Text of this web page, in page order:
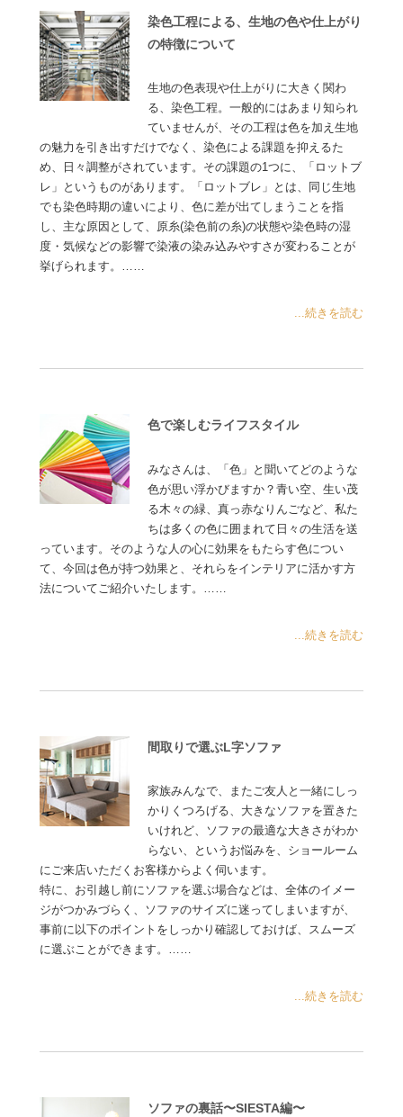
染色工程による、生地の色や仕上がり
の特徴について
生地の色表現や仕上がりに大きく関わ
る、染色工程。一般的にはあまり知られ
ていませんが、その工程は色を加え生地
の魅力を引き出すだけでなく、染色による課題を抑えるた
め、日々調整がされています。その課題の1つに、「ロットブ
レ」というものがあります。「ロットブレ」とは、同じ生地
でも染色時期の違いにより、色に差が出てしまうことを指
し、主な原因として、原糸(染色前の糸)の状態や染色時の湿
度・気候などの影響で染液の染み込みやすさが変わることが
挙げられます。……
...続きを読む
色で楽しむライフスタイル
みなさんは、「色」と聞いてどのような
色が思い浮かびますか？青い空、生い茂
る木々の緑、真っ赤なりんごなど、私た
ちは多くの色に囲まれて日々の生活を送
っています。そのような人の心に効果をもたらす色につい
て、今回は色が持つ効果と、それらをインテリアに活かす方
法についてご紹介いたします。……
...続きを読む
間取りで選ぶL字ソファ
家族みんなで、またご友人と一緒にしっ
かりくつろげる、大きなソファを置きた
いけれど、ソファの最適な大きさがわか
らない、というお悩みを、ショールーム
にご来店いただくお客様からよく伺います。
特に、お引越し前にソファを選ぶ場合などは、全体のイメー
ジがつかみづらく、ソファのサイズに迷ってしまいますが、
事前に以下のポイントをしっかり確認しておけば、スムーズ
に選ぶことができます。……
...続きを読む
ソファの裏話〜SIESTA編〜